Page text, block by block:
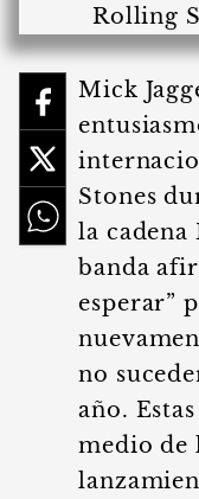
Mick
Stones
la cadena
banda
esperar”
no
año.
medio de